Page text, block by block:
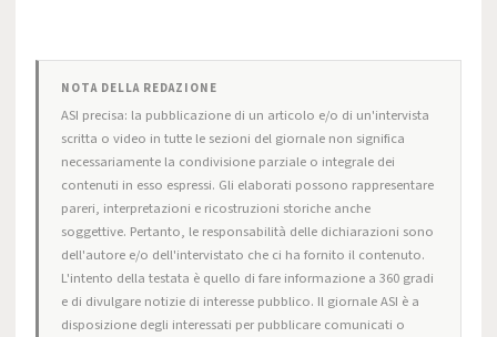
NOTA DELLA REDAZIONE
ASI precisa: la pubblicazione di un articolo e/o di un'intervista
scritta o video in tutte le sezioni del giornale non significa
necessariamente la condivisione parziale o integrale dei
contenuti in esso espressi. Gli elaborati possono rappresentare
pareri, interpretazioni e ricostruzioni storiche anche
soggettive. Pertanto, le responsabilità delle dichiarazioni sono
dell'autore e/o dell'intervistato che ci ha fornito il contenuto.
L'intento della testata è quello di fare informazione a 360 gradi
e di divulgare notizie di interesse pubblico. Il giornale ASI è a
disposizione degli interessati per pubblicare comunicati o